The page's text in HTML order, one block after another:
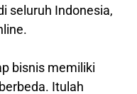
seluruh Indonesia,
bisnis memiliki
Itulah